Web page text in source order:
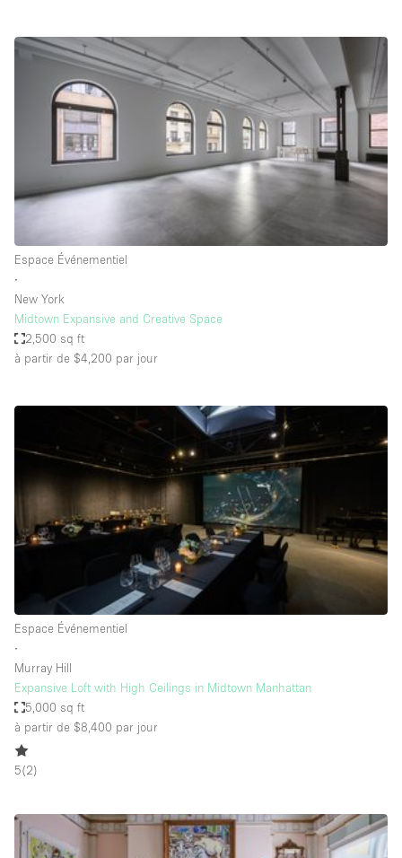
Boutique en Partage
Bureaux
Camion / Fourgon
Commerce
Container
Espace Atypique / Unique
Espace Publicitaire
Espace Événementiel
Galerie d'art
Maison / Villa / Hôtel Particulier
Restaurant / Bar / Café
Rooftop
Salle de Conférence
Salle de Réunion
Salon Beauté / Coiffure
Studio Photo / Tournage
Étal de Marché
Accès aux handicapés
Espace Événementiel
∙
New York
Midtown Expansive and Creative Space
2,500 sq ft
à partir de $4,200 par jour
Espace Événementiel
∙
Murray Hill
Expansive Loft with High Ceilings in Midtown Manhattan
5,000 sq ft
à partir de $8,400 par jour
5(2)